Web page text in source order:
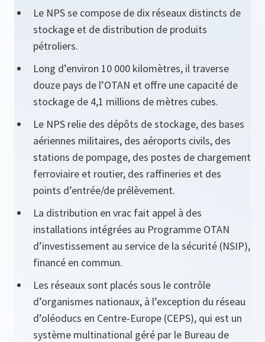
Le NPS se compose de dix réseaux distincts de
stockage et de distribution de produits
pétroliers.
Long d’environ 10 000 kilomètres, il traverse
douze pays de l’OTAN et offre une capacité de
stockage de 4,1 millions de mètres cubes.
Le NPS relie des dépôts de stockage, des bases
aériennes militaires, des aéroports civils, des
stations de pompage, des postes de chargement
ferroviaire et routier, des raffineries et des
points d’entrée/de prélèvement.
La distribution en vrac fait appel à des
installations intégrées au Programme OTAN
d’investissement au service de la sécurité (NSIP),
financé en commun.
Les réseaux sont placés sous le contrôle
d’organismes nationaux, à l’exception du réseau
d’oléoducs en Centre‑Europe (CEPS), qui est un
système multinational géré par le Bureau de